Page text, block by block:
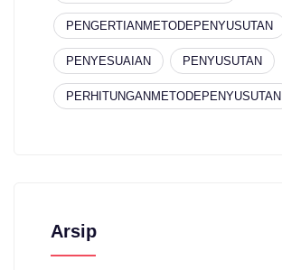
PENGERTIANMETODEPENYUSUTAN
PENYESUAIAN PENYUSUTAN
PERHITUNGANMETODEPENYUSUTAN
Arsip